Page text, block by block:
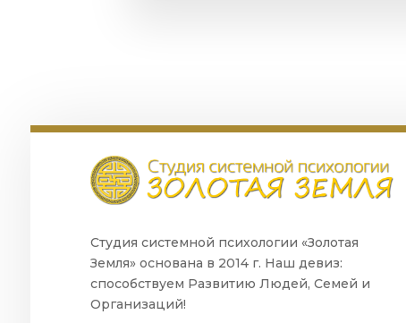
Студия системной психологии «Золотая
Земля» основана в 2014 г. Наш девиз:
способствуем Развитию Людей, Семей и
Организаций!